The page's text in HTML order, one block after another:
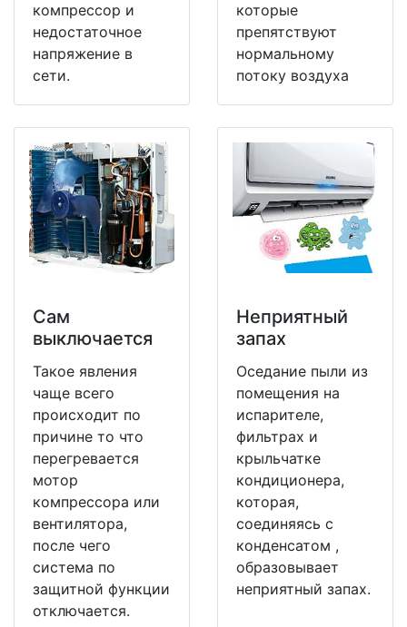
компрессор и
недостаточное
напряжение в
сети.
которые
препятствуют
нормальному
потоку воздуха
Сам
выключается
Такое явления
чаще всего
происходит по
причине то что
перегревается
мотор
компрессора или
вентилятора,
после чего
система по
защитной функции
отключается.
Неприятный
запах
Оседание пыли из
помещения на
испарителе,
фильтрах и
крыльчатке
кондиционера,
которая,
соединяясь с
конденсатом ,
образовывает
неприятный запах.